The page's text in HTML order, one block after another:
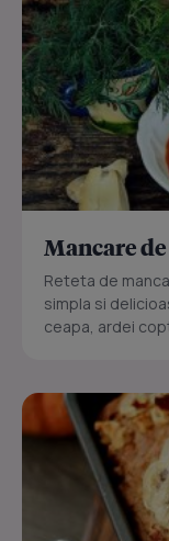
Mancare
Reteta de
simpla si
ceapa, ardei